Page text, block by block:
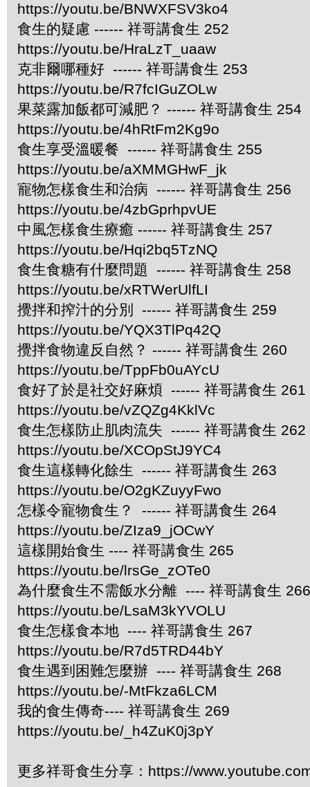
https://youtu.be/BNWXFSV3ko4
食生的疑慮 ------ 祥哥講食生 252
https://youtu.be/HraLzT_uaaw
克非爾哪種好 ------ 祥哥講食生 253
https://youtu.be/R7fcIGuZOLw
果菜露加飯都可減肥？ ------ 祥哥講食生 254
https://youtu.be/4hRtFm2Kg9o
食生享受溫暖餐 ------ 祥哥講食生 255
https://youtu.be/aXMMGHwF_jk
寵物怎樣食生和治病 ------ 祥哥講食生 256
https://youtu.be/4zbGprhpvUE
中風怎樣食生療癒 ------ 祥哥講食生 257
https://youtu.be/Hqi2bq5TzNQ
食生食糖有什麼問題 ------ 祥哥講食生 258
https://youtu.be/xRTWerUlfLI
攪拌和搾汁的分別 ------ 祥哥講食生 259
https://youtu.be/YQX3TlPq42Q
攪拌食物違反自然？ ------ 祥哥講食生 260
https://youtu.be/TppFb0uAYcU
食好了於是社交好麻煩 ------ 祥哥講食生 261
https://youtu.be/vZQZg4KklVc
食生怎樣防止肌肉流失 ------ 祥哥講食生 262
https://youtu.be/XCOpStJ9YC4
食生這樣轉化餘生 ------ 祥哥講食生 263
https://youtu.be/O2gKZuyyFwo
怎樣令寵物食生？ ------ 祥哥講食生 264
https://youtu.be/ZIza9_jOCwY
這樣開始食生 ---- 祥哥講食生 265
https://youtu.be/lrsGe_zOTe0
為什麼食生不需飯水分離 ---- 祥哥講食生 266
https://youtu.be/LsaM3kYVOLU
食生怎樣食本地 ---- 祥哥講食生 267
https://youtu.be/R7d5TRD44bY
食生遇到困難怎麼辦 ---- 祥哥講食生 268
https://youtu.be/-MtFkza6LCM
我的食生傳奇---- 祥哥講食生 269
https://youtu.be/_h4ZuK0j3pY
更多祥哥食生分享：https://